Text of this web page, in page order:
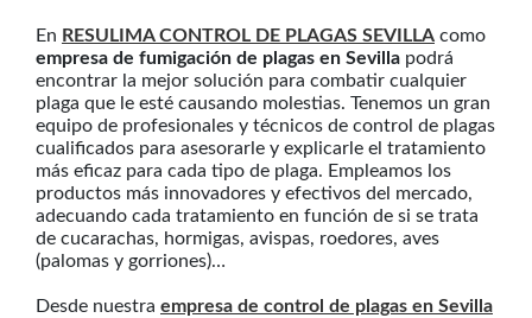
En RESULIMA CONTROL DE PLAGAS SEVILLA como
empresa de fumigación de plagas en Sevilla podrá
encontrar la mejor solución para combatir cualquier
plaga que le esté causando molestias. Tenemos un gran
equipo de profesionales y técnicos de control de plagas
cualificados para asesorarle y explicarle el tratamiento
más eficaz para cada tipo de plaga. Empleamos los
productos más innovadores y efectivos del mercado,
adecuando cada tratamiento en función de si se trata
de cucarachas, hormigas, avispas, roedores, aves
(palomas y gorriones)…
Desde nuestra empresa de control de plagas en Sevilla